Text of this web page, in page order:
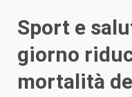
Sport e
giorno
mortalità